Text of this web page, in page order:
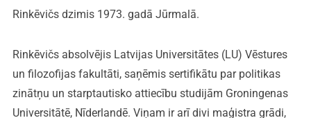
Rinkēvičs dzimis 1973. gadā Jūrmalā.
Rinkēvičs absolvējis Latvijas Universitātes (LU) Vēstures
un filozofijas fakultāti, saņēmis sertifikātu par politikas
zinātņu un starptautisko attiecību studijām Groningenas
Universitātē, Nīderlandē. Viņam ir arī divi maģistra grādi,